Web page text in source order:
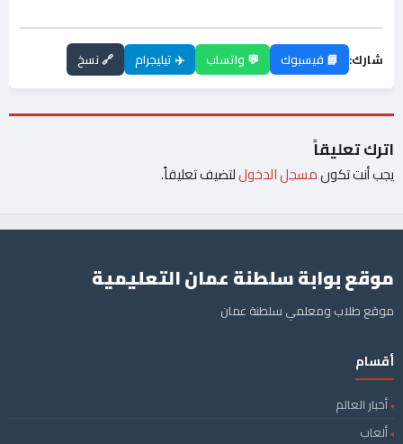
شارك: 📘 فيسبوك 💬 واتساب ✈️ تيليجرام 🔗 نسخ
اترك تعليقاً
يجب أنت تكونمسجل الدخوللتضيف تعليقاً.
موقع بوابة سلطنة عمان التعليمية
موقع طلاب ومعلمي سلطنة عمان
أقسام
أخبار العالم
ألعاب